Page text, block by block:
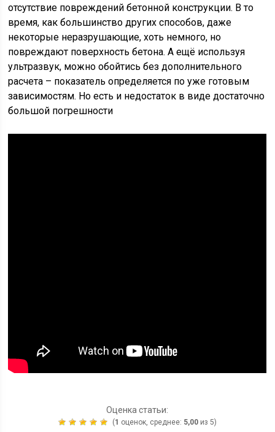
отсутствие повреждений бетонной конструкции. В то
время, как большинство других способов, даже
некоторые неразрушающие, хоть немного, но
повреждают поверхность бетона. А ещё используя
ультразвук, можно обойтись без дополнительного
расчета – показатель определяется по уже готовым
зависимостям. Но есть и недостаток в виде достаточно
большой погрешности
Оценка статьи:
(1 оценок, среднее: 5,00из 5)